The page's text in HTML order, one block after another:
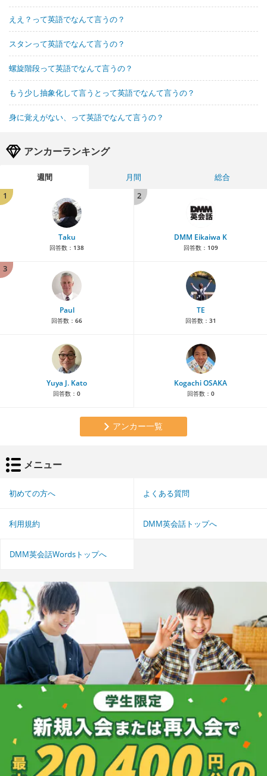
ええ？って英語でなんて言うの？
スタンって英語でなんて言うの？
螺旋階段って英語でなんて言うの？
もう少し抽象化して言うとって英語でなんて言うの？
身に覚えがない、って英語でなんて言うの？
アンカーランキング
週間 月間
総合
1
Taku
回答数： 138
2
DMM Eikaiwa K
回答数： 109
3
Paul
回答数： 66
TE
回答数： 31
Yuya J. Kato
回答数： 0
Kogachi OSAKA
回答数： 0
アンカー一覧
メニュー
初めての方へ よくある質問
利用規約 DMM英会話トップへ
DMM英会話Wordsトップへ